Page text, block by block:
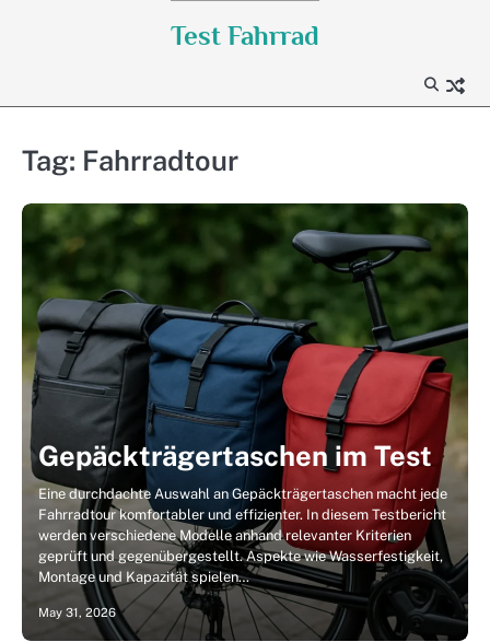
Test Fahrrad
Tag: Fahrradtour
Gepäckträgertaschen im Test
Eine durchdachte Auswahl an Gepäckträgertaschen macht jede
Fahrradtour komfortabler und effizienter. In diesem Testbericht
werden verschiedene Modelle anhand relevanter Kriterien
geprüft und gegenübergestellt. Aspekte wie Wasserfestigkeit,
Montage und Kapazität spielen…
May 31, 2026